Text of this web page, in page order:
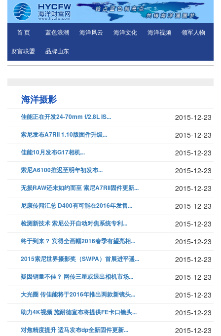
首 页 蓝色浪潮 海洋风云 海洋文化 海洋视频 领军人物
财富联盟 品牌山东
海洋摄影
佳能正在开发24-70mm f/2.8L IS... 2015-12-23
索尼发布A7RII 1.10版固件升级... 2015-12-23
佳能10月发布G17相机... 2015-12-23
索尼A6100推迟至明年初发布... 2015-12-23
无损RAW还未如约而至 索尼A7RII固件更新... 2015-12-23
尼康传闻汇总 D400有可能在2016年发售... 2015-12-23
检测新技术 索尼公开自动对焦系统专利... 2015-12-23
终于到来？ 宾得全画幅2016春季有望亮相... 2015-12-23
2015索尼世界摄影奖（SWPA）首展进平遥... 2015-12-23
疑因销量不佳？ 网传三星或退出相机市场... 2015-12-23
大光圈 传佳能将于2016年推出两款新镜头... 2015-12-23
助力4K视频 施耐德宣布将提供FE卡口镜头... 2015-12-23
对焦精度提升 适马发布dp全新固件更新... 2015-12-23